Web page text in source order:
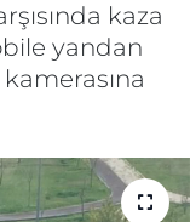
kaza
yandan